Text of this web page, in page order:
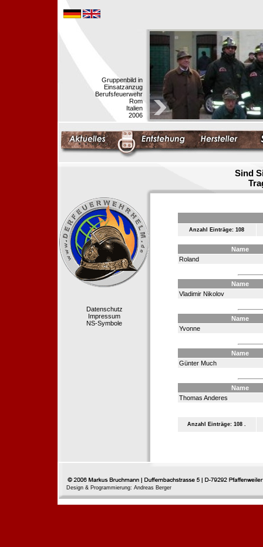
Gruppenbild in
Einsatzanzug
Berufsfeuerwehr
Rom
Italien
2006
Sind
Datenschutz
Impressum
NS-Symbole
Anzahl Einträge: 108
Name
Roland
Name
Vladimir Nikolov
Name
Yvonne
Name
Günter Much
Name
Thomas Anderes
Anzahl Einträge: 108 .
Design & Programmierung: Andreas Berger